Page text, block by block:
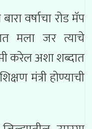
वर्षाचा रोड मॅप
मला जर त्याचे
करेल अशा शब्दात
मंत्री होण्याची